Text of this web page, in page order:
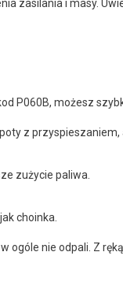
zasilania i masy.
P060B, możesz
z przyspieszaniem,
zużycie paliwa.
choinka.
ogóle nie odpali. Z